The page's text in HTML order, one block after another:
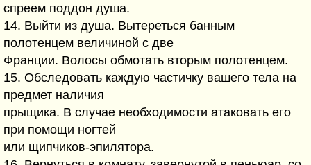
спреем поддон душа.
14. Выйти из душа. Вытереться банным
полотенцем величиной с две
Франции. Волосы обмотать вторым полотенцем.
15. Обследовать каждую частичку вашего тела на
предмет наличия
прыщика. В случае необходимости атаковать его
при помощи ногтей
или щипчиков-эпилятора.